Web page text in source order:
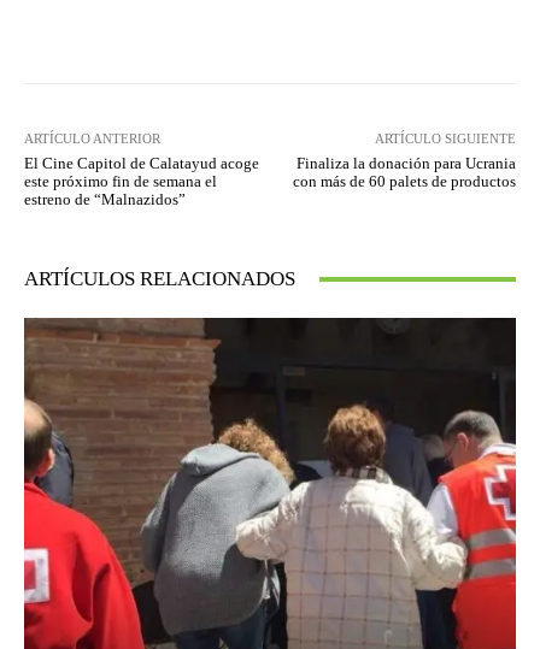
ARTÍCULO ANTERIOR
El Cine Capitol de Calatayud acoge
este próximo fin de semana el
estreno de “Malnazidos”
ARTÍCULO SIGUIENTE
Finaliza la donación para Ucrania
con más de 60 palets de productos
ARTÍCULOS RELACIONADOS